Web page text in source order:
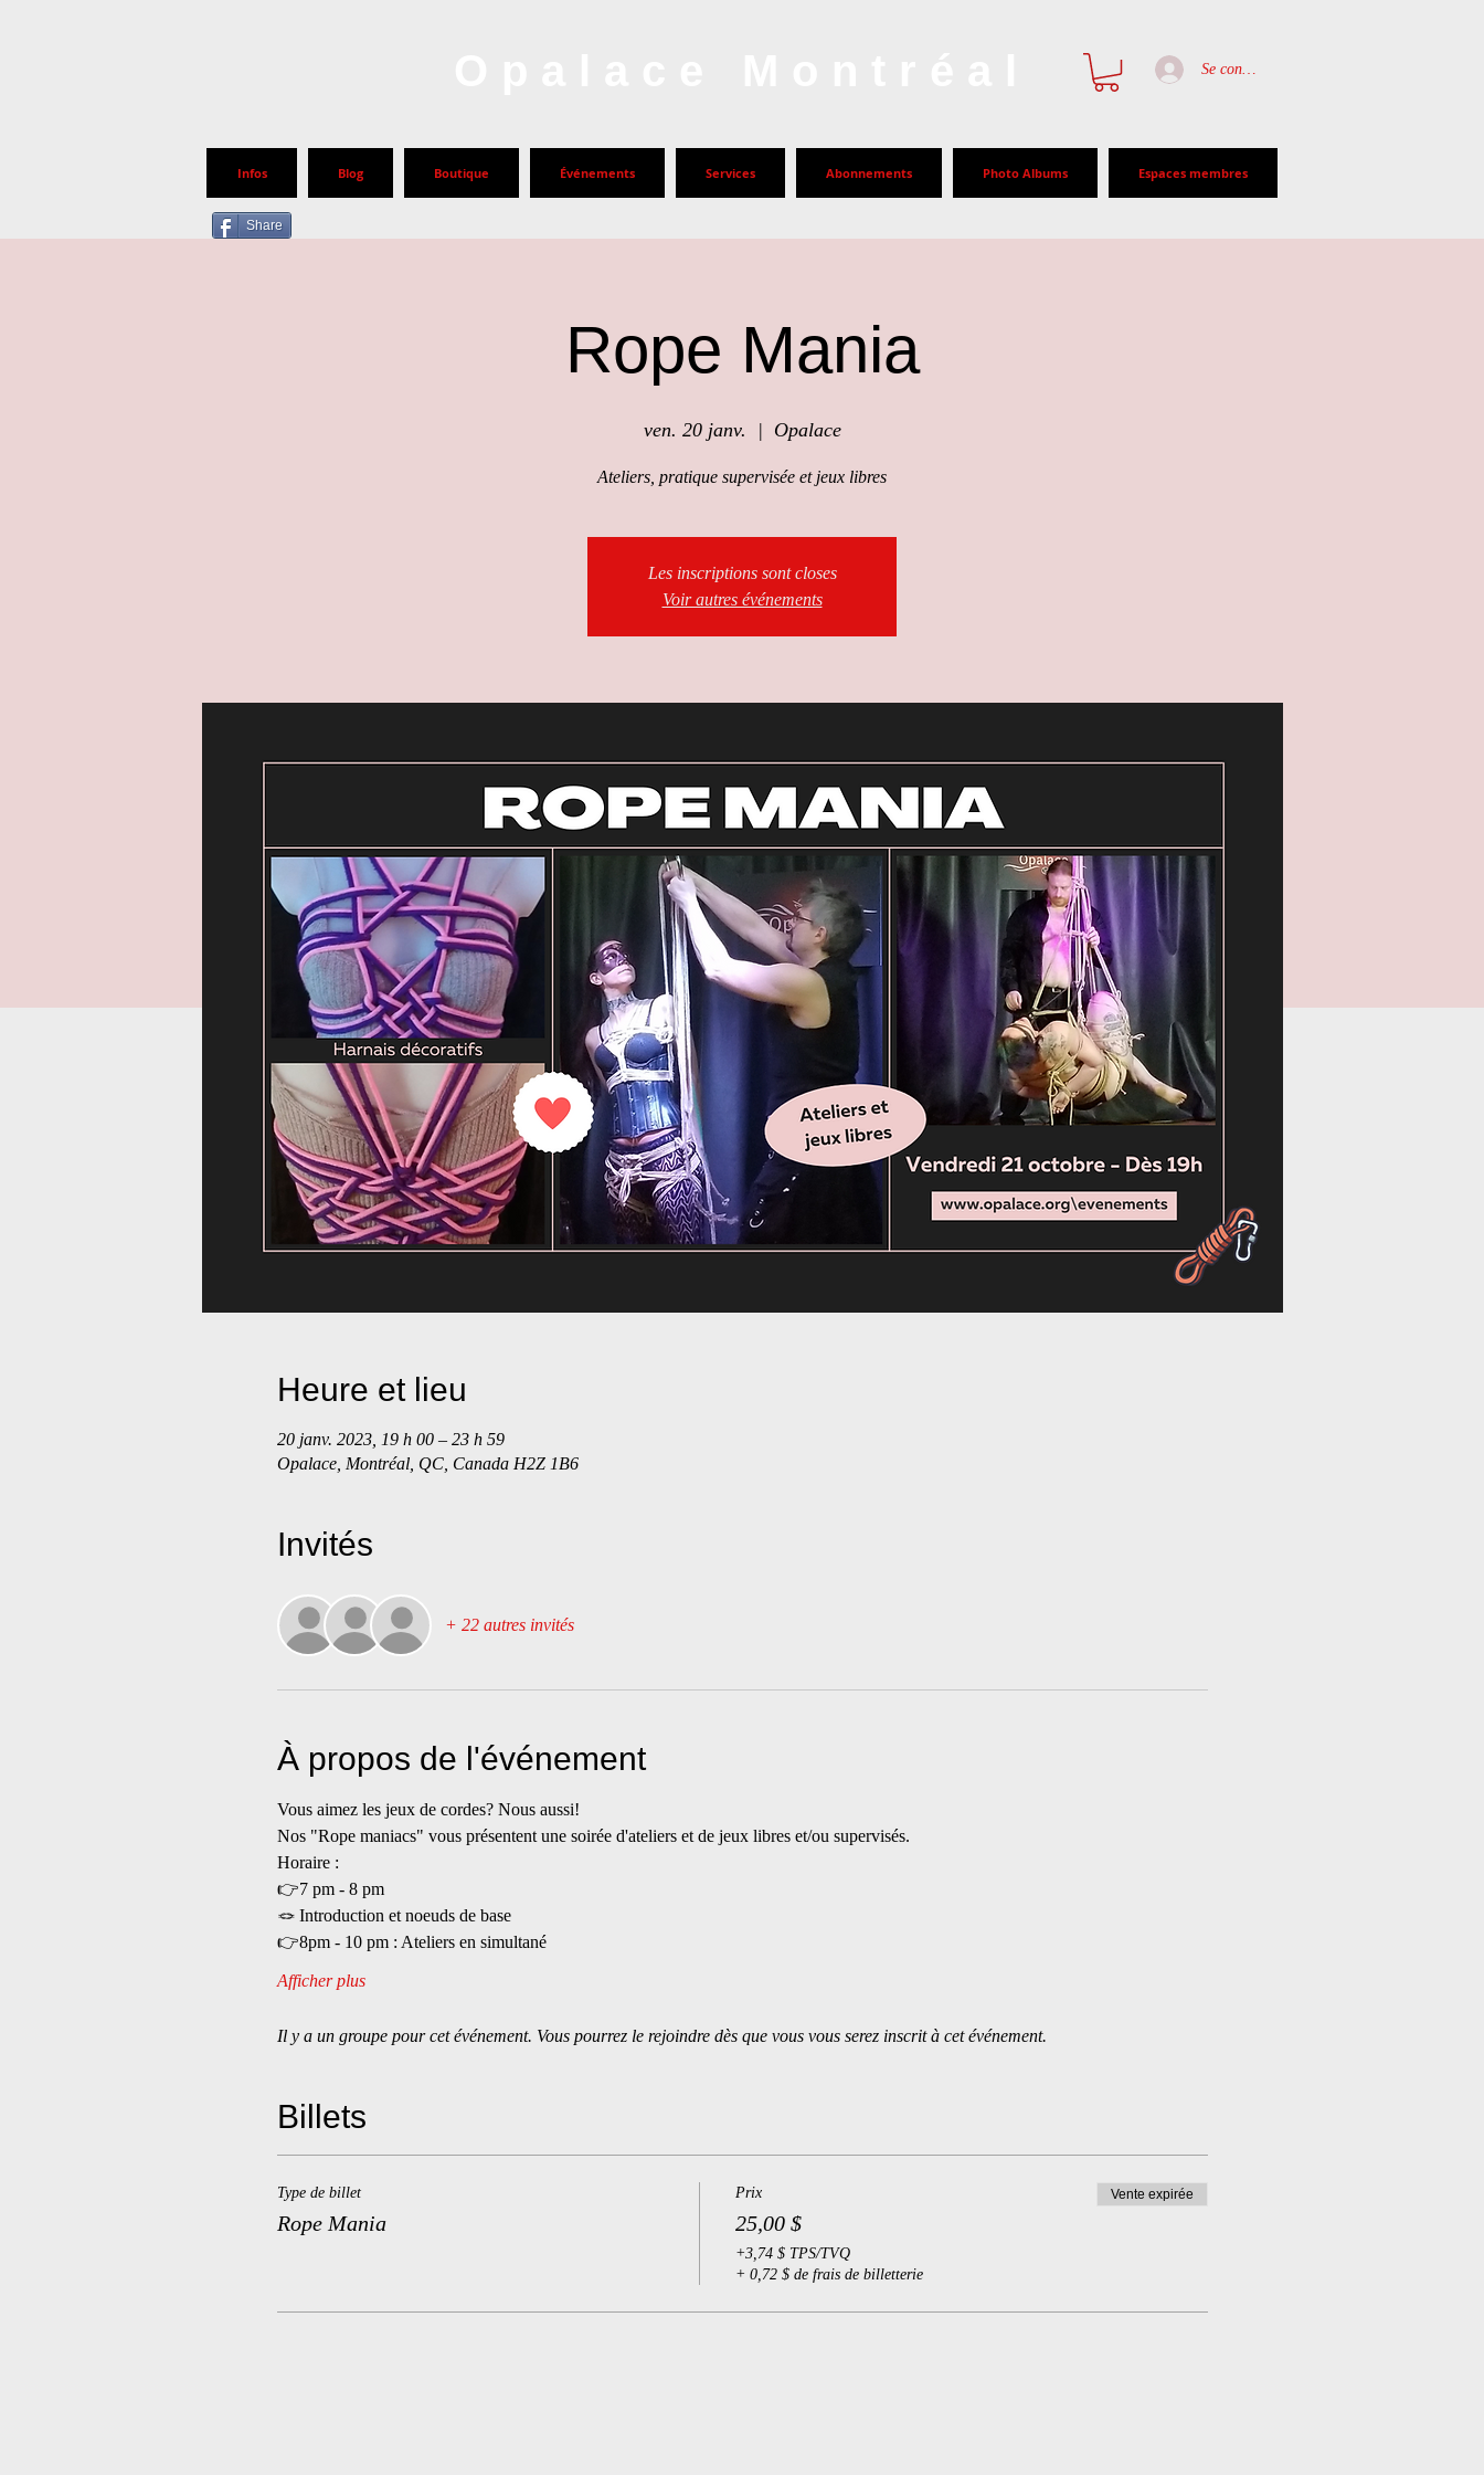
Se connecter
Infos Blog Boutique Événements Services Abonnements Photo Albums Espaces membres
Share
Rope Mania
ven. 20 janv.
  |
Opalace
Ateliers, pratique supervisée et jeux libres
Les inscriptions sont closes
Voir autres événements
Heure et lieu
20 janv. 2023, 19 h 00 – 23 h 59
Opalace, Montréal, QC, Canada H2Z 1B6
Invités
+ 22 autres invités
À propos de l'événement
Vous aimez les jeux de cordes? Nous aussi!
Nos "Rope maniacs" vous présentent une soirée d'ateliers et de jeux libres et/ou supervisés.
Horaire :
👉7 pm - 8 pm
🪢 Introduction et noeuds de base
👉8pm - 10 pm : Ateliers en simultané
Afficher plus
Il y a un groupe pour cet événement. Vous pourrez le rejoindre dès que vous vous serez inscrit à cet événement.
Billets
Type de billet
Rope Mania
Prix
25,00 $
+3,74 $ TPS/TVQ
+ 0,72 $ de frais de billetterie
Vente expirée